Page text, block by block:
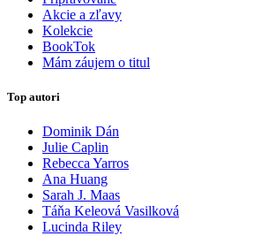
Akcie a zľavy
Kolekcie
BookTok
Mám záujem o titul
Top autori
Dominik Dán
Julie Caplin
Rebecca Yarros
Ana Huang
Sarah J. Maas
Táňa Keleová Vasilková
Lucinda Riley